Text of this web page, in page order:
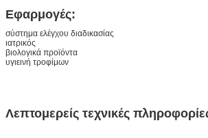
Εφαρμογές:
σύστημα ελέγχου διαδικασίας
ιατρικός
βιολογικά προϊόντα
υγιεινή τροφίμων
Λεπτομερείς τεχνικές